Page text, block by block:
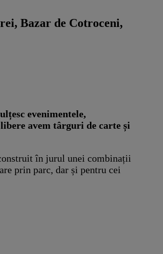
Bazar de Cotroceni,
evenimentele,
avem târguri de carte și
în jurul unei combinații
prin parc, dar și pentru cei